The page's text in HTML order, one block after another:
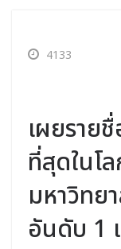
4133
เผยราย
ที่สุดในโ
มหาวิทย
อันดับ 1